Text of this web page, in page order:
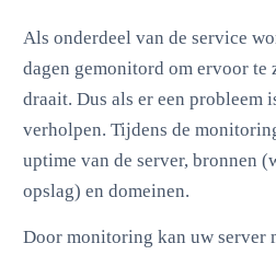
Als onderdeel van de service
dagen gemonitord om ervoor te
draait. Dus als er een probleem
verholpen. Tijdens de
uptime van de server, bronnen
opslag) en domeinen.
Door monitoring kan uw server